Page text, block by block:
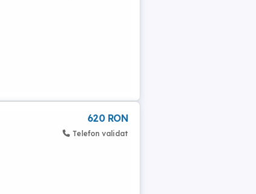
620 RON
Telefon validat